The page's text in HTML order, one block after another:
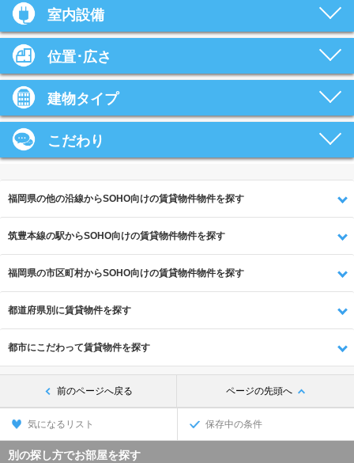
室内設備
位置･広さ
建物タイプ
こだわり
福岡県の他の沿線からSOHO向けの賃貸物件物件を探す
筑豊本線の駅からSOHO向けの賃貸物件物件を探す
福岡県の市区町村からSOHO向けの賃貸物件物件を探す
都道府県別に賃貸物件を探す
都市にこだわって賃貸物件を探す
前のページへ戻る ページの先頭へ
気になるリスト 保存中の条件
別の探し方でお部屋を探す